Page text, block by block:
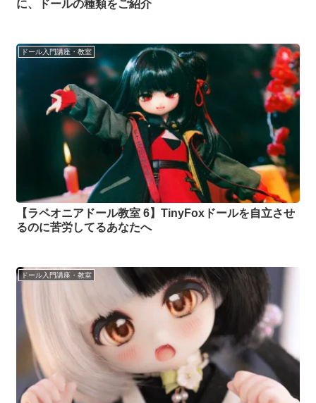
に、ドールの種類をご紹介
ドール入門講座・教室
【ラペオニアドール教室 6】TinyFoxドールを自立させ
るのに苦労してるあなたへ
ドール入門講座・教室